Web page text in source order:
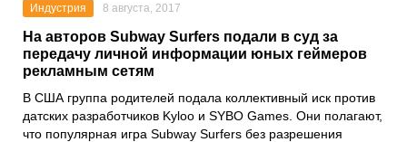
Индустрия 8 августа, 2017
На авторов Subway Surfers подали в суд за
передачу личной информации юных геймеров
рекламным сетям
В США группа родителей подала коллективный иск против
датских разработчиков Kyloo и SYBO Games. Они полагают,
что популярная игра Subway Surfers без разрешения